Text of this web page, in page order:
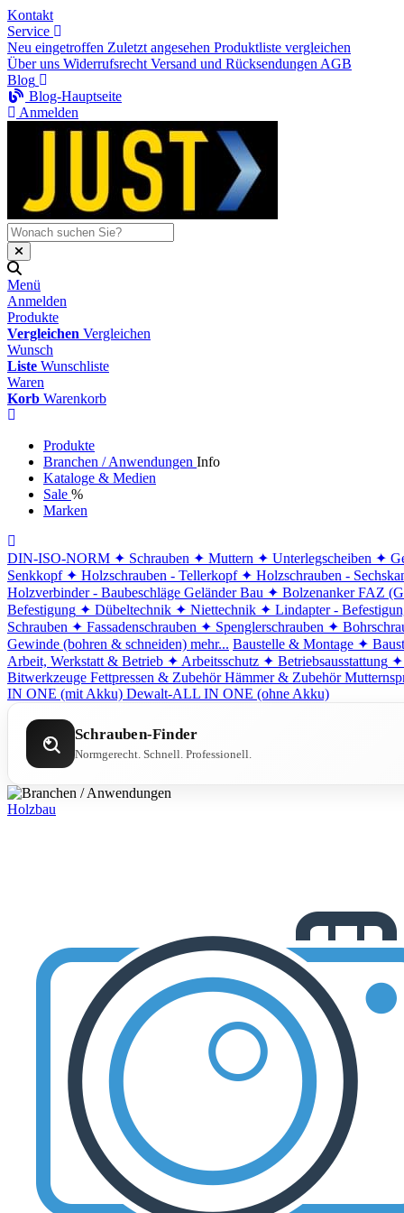
Kontakt
Service
Neu eingetroffen Zuletzt angesehen Produktliste vergleichen
Über uns Widerrufsrecht Versand und Rücksendungen AGB
Blog
Blog-Hauptseite
Anmelden
Menü
Anmelden
Produkte
Vergleichen Vergleichen
Wunsch
Liste Wunschliste
Waren
Korb Warenkorb
Produkte
Branchen / Anwendungen Info
Kataloge & Medien
Sale %
Marken
DIN-ISO-NORM ✦ Schrauben ✦ Muttern ✦ Unterlegscheiben ✦
Senkkopf ✦ Holzschrauben - Tellerkopf ✦ Holzschrauben -
Holzverbinder - Baubeschläge Geländer Bau ✦ Bolzenanker FAZ
Befestigung ✦ Dübeltechnik ✦ Niettechnik ✦ Lindapter -
Schrauben ✦ Fassadenschrauben ✦ Spenglerschrauben ✦
Gewinde (bohren & schneiden) mehr... Baustelle & Montage ✦
Arbeit, Werkstatt & Betrieb ✦ Arbeitsschutz ✦ Betriebsausstattung ✦
Bitwerkzeuge Fettpressen & Zubehör Hämmer & Zubehör
IN ONE (mit Akku) Dewalt-ALL IN ONE (ohne Akku)
Schrauben-Finder
Normgerecht. Schnell. Professionell.
Holzbau